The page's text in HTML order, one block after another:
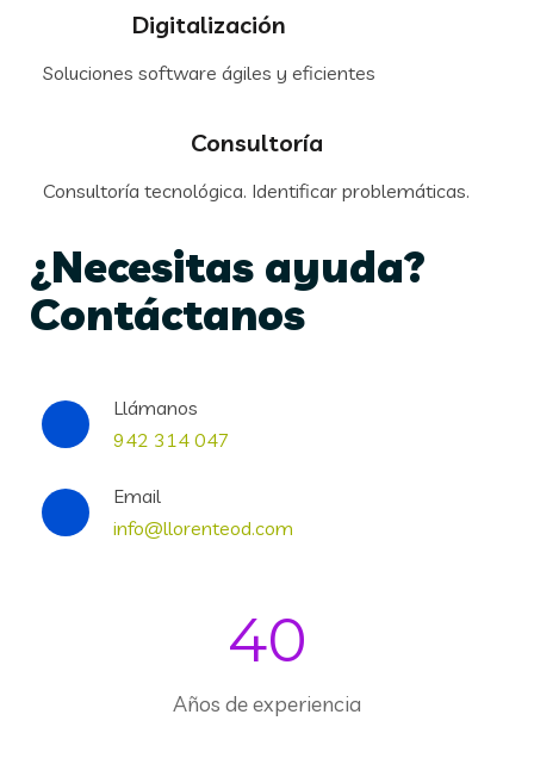
Digitalización
Soluciones software ágiles y eficientes
Consultoría
Consultoría tecnológica. Identificar problemáticas.
¿Necesitas ayuda?
Contáctanos
Llámanos
942 314 047
Email
info@llorenteod.com
40
Años de experiencia